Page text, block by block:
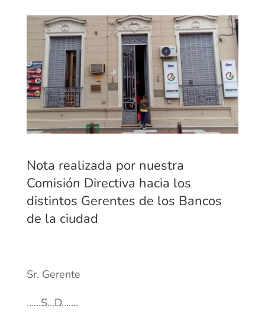
Nota realizada por nuestra
Comisión Directiva hacia los
distintos Gerentes de los Bancos
de la ciudad
Sr. Gerente
……S…D…….